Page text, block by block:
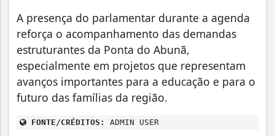
A presença do parlamentar durante a agenda
reforça o acompanhamento das demandas
estruturantes da Ponta do Abunã,
especialmente em projetos que representam
avanços importantes para a educação e para o
futuro das famílias da região.
FONTE/CRÉDITOS: ADMIN USER